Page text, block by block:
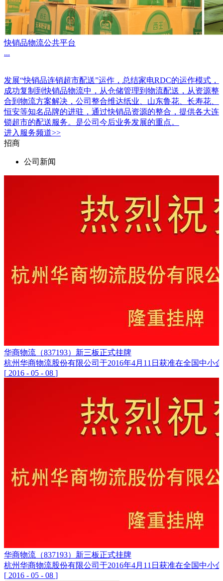
快销品物流公共平台
...
发展“快销品连销超市配送”运作，总结家电RDC的运作模式，
成功复制到快销品物流中，从仓储管理到物流配送，从资源整
合到物流方案解决，公司整合维达纸业、山东鲁花、长寿花、
恒安等知名品牌的进驻，通过快销品资源的整合，提供各大连
锁超市的配送服务。是公司今后业务发展的重点。
进入 服务频道>>
招商
公司新闻
华商物流（837193）新三板正式挂牌
杭州华商物流股份有限公司于2016年4月11日获准在全国中小
[ 2016 - 05 - 08 ]
华商物流（837193）新三板正式挂牌
杭州华商物流股份有限公司于2016年4月11日获准在全国中小
[ 2016 - 05 - 08 ]